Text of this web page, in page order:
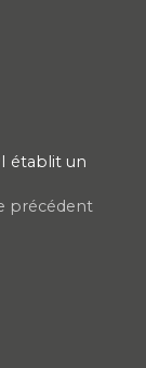
établit un
précédent